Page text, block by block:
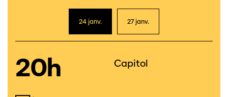
24 janv. 27 janv.
20h Capitol